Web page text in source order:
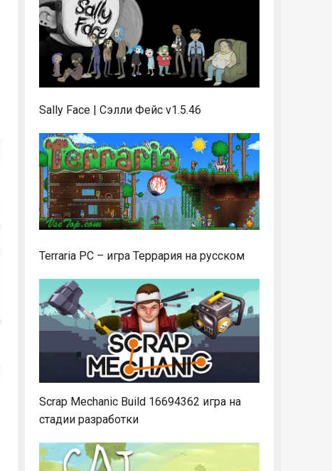
Sally Face | Сэлли Фейс v1.5.46
Terraria PC – игра Террария на русском
Scrap Mechanic Build 16694362 игра на
стадии разработки